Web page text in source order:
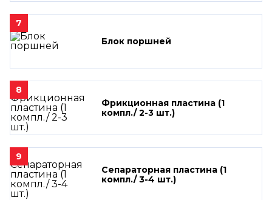
7
Блок поршней
8
Фрикционная пластина (1
компл./ 2-3 шт.)
9
Сепараторная пластина (1
компл./ 3-4 шт.)